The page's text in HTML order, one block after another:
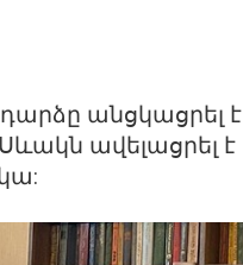
անցկացրել է
ավելացրել է